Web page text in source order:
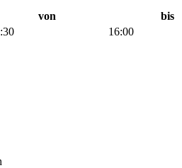
von
bis
16:00